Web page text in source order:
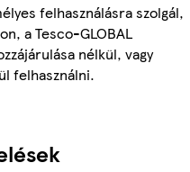
felhasználásra szolgál,
a Tesco-GLOBAL
nélkül, vagy
felhasználni.